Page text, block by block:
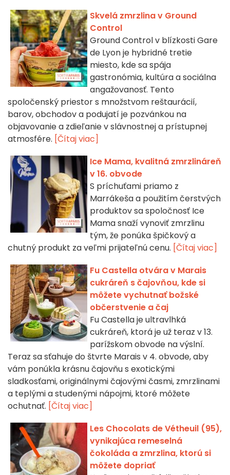
Skvelá zmrzlina v Ground
Control
Ground Control v blízkosti Gare
de Lyon je hybridné tretie
miesto, kde sa spája
gastronómia, kultúra a sociálna
angažovanosť. Tento
spoločenský priestor s množstvom reštaurácií,
barov, obchodov a podujatí je pozvánkou na
objavovanie a zdieľanie v slávnostnej a prístupnej
atmosfére. [Čítaj viac]
Ice Mama, kvalitná zmrzlináreň
v 16. obvode
S príchuťami priamo z
Marrákeša a použitím čerstvých
produktov sa spoločnosť Ice
Mama snaží vynoviť zmrzlinu
tým, že ponúka špičkový a
chutný produkt za veľmi prijateľnú cenu. [Čítaj viac]
Fu Castella otvára v Marais
cukráreň s čajovňou, kde si
môžete vychutnať božské
občerstvenie a čaj
Fu Castella je ultravlhká
cukráreň, ktorá je už teraz v 13.
parížskom obvode na výslní.
Teraz sa sťahuje do štvrte Marais v 4. obvode, aby
vám ponúkla krásnu čajovňu s exotickými
sladkosťami, originálnymi čajovými časmi, zmrzlinami
a teplými a studenými nápojmi, ktoré môžete
ochutnať. [Čítaj viac]
Les Chocolats de Vétheuil (95),
vynikajúca remeselná
čokoláda a zmrzlina, ktorú si
môžete dopriať